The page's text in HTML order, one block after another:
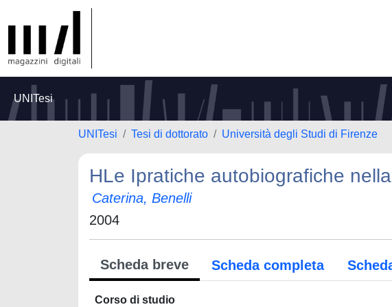
UNITesi
UNITesi Tesi di dottorato Università degli Studi di Firenze
HLe Ipratiche autobiografiche
Caterina, Benelli
2004
Scheda breve Scheda completa
Corso di studio